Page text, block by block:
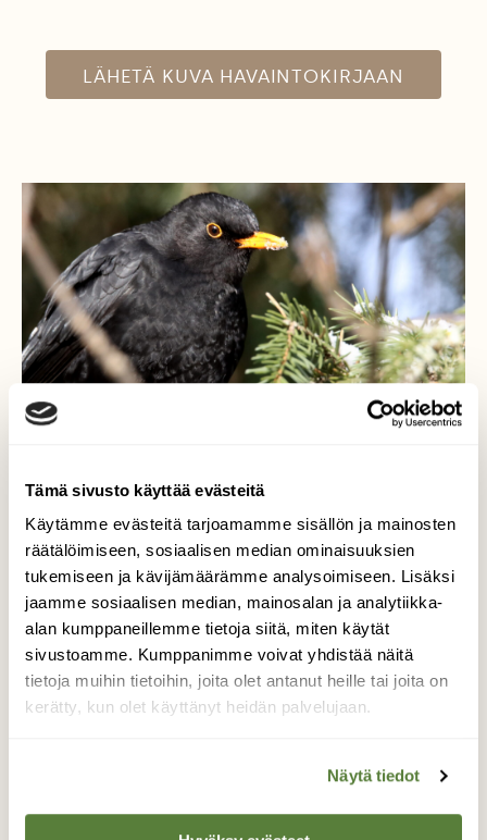
Tämä sivusto käyttää evästeitä
Käytämme evästeitä tarjoamamme sisällön ja mainosten
räätälöimiseen, sosiaalisen median ominaisuuksien
tukemiseen ja kävijämäärämme analysoimiseen. Lisäksi
jaamme sosiaalisen median, mainosalan ja analytiikka-
alan kumppaneillemme tietoja siitä, miten käytät
sivustoamme. Kumppanimme voivat yhdistää näitä
tietoja muihin tietoihin, joita olet antanut heille tai joita on
kerätty, kun olet käyttänyt heidän palvelujaan.
Näytä tiedot
LÄHETÄ KUVA HAVAINTOKIRJAAN
Mustarastas
Mustarastaat ovat talvehtineet pihan
pensaikoissa ja käyvät säännöllisesti
syömässä, mutta ei lintulaudoilta, vaan
mieluiten nokkivat maasta.